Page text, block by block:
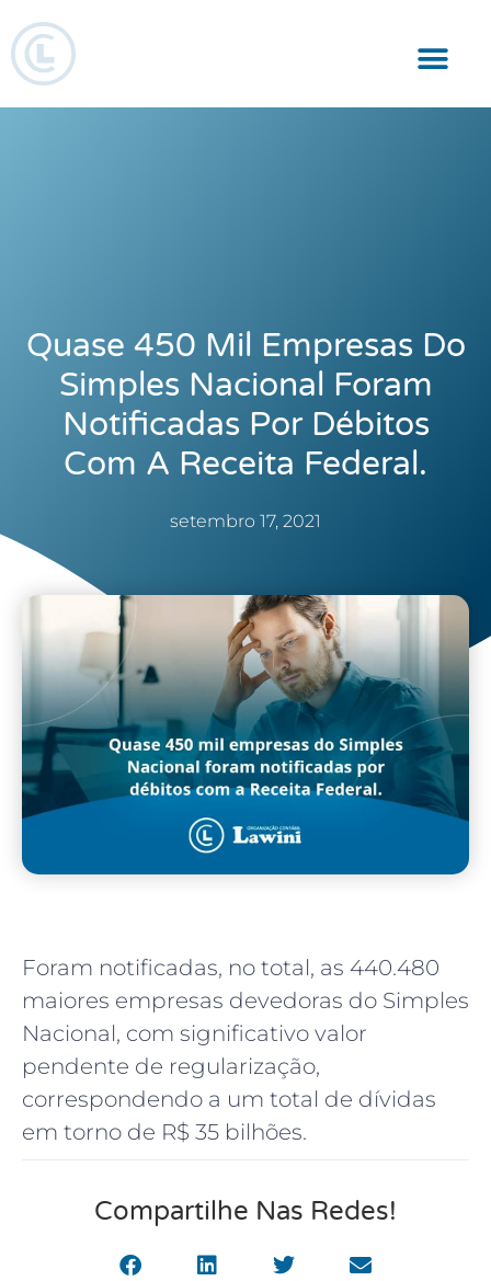
Quase 450 Mil Empresas Do
Simples Nacional Foram
Notificadas Por Débitos
Com A Receita Federal.
setembro 17, 2021
Foram notificadas, no total, as 440.480
maiores empresas devedoras do Simples
Nacional, com significativo valor
pendente de regularização,
correspondendo a um total de dívidas
em torno de R$ 35 bilhões.
Compartilhe Nas Redes!